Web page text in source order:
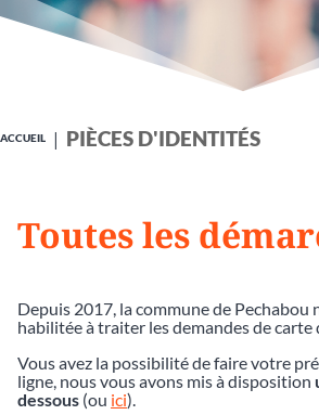
ACCUEIL PIÈCES D'IDENTITÉS
Toutes les
Depuis 2017, la commune de Pechabou
habilitée à traiter les demandes de carte
Vous avez la possibilité de faire votre
ligne, nous vous avons mis à disposition
dessous (ou ici).